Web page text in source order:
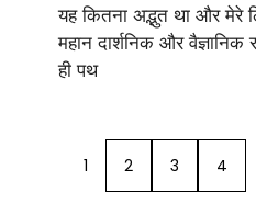
यह कितना अद्भुत था और
महान दार्शनिक और
ही पथ
1 2 3 4